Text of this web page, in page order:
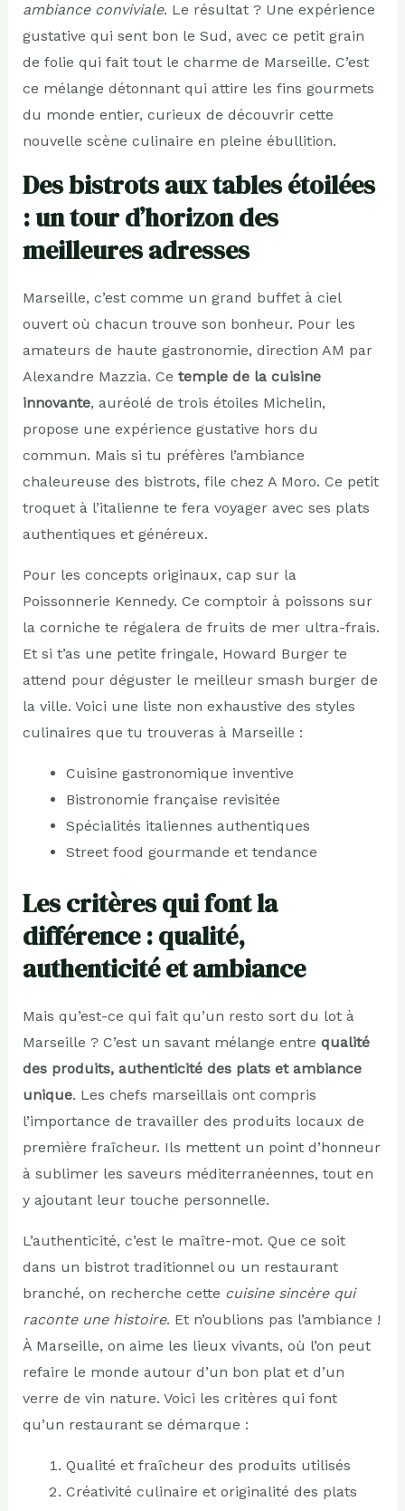
ambiance conviviale. Le résultat ? Une expérience
gustative qui sent bon le Sud, avec ce petit grain
de folie qui fait tout le charme de Marseille. C’est
ce mélange détonnant qui attire les fins gourmets
du monde entier, curieux de découvrir cette
nouvelle scène culinaire en pleine ébullition.
Des bistrots aux tables étoilées
: un tour d’horizon des
meilleures adresses
Marseille, c’est comme un grand buffet à ciel
ouvert où chacun trouve son bonheur. Pour les
amateurs de haute gastronomie, direction AM par
Alexandre Mazzia. Ce temple de la cuisine
innovante, auréolé de trois étoiles Michelin,
propose une expérience gustative hors du
commun. Mais si tu préfères l’ambiance
chaleureuse des bistrots, file chez A Moro. Ce petit
troquet à l’italienne te fera voyager avec ses plats
authentiques et généreux.
Pour les concepts originaux, cap sur la
Poissonnerie Kennedy. Ce comptoir à poissons sur
la corniche te régalera de fruits de mer ultra-frais.
Et si t’as une petite fringale, Howard Burger te
attend pour déguster le meilleur smash burger de
la ville. Voici une liste non exhaustive des styles
culinaires que tu trouveras à Marseille :
Cuisine gastronomique inventive
Bistronomie française revisitée
Spécialités italiennes authentiques
Street food gourmande et tendance
Les critères qui font la
différence : qualité,
authenticité et ambiance
Mais qu’est-ce qui fait qu’un resto sort du lot à
Marseille ? C’est un savant mélange entre qualité
des produits, authenticité des plats et ambiance
unique. Les chefs marseillais ont compris
l’importance de travailler des produits locaux de
première fraîcheur. Ils mettent un point d’honneur
à sublimer les saveurs méditerranéennes, tout en
y ajoutant leur touche personnelle.
L’authenticité, c’est le maître-mot. Que ce soit
dans un bistrot traditionnel ou un restaurant
branché, on recherche cette cuisine sincère qui
raconte une histoire. Et n’oublions pas l’ambiance !
À Marseille, on aime les lieux vivants, où l’on peut
refaire le monde autour d’un bon plat et d’un
verre de vin nature. Voici les critères qui font
qu’un restaurant se démarque :
Qualité et fraîcheur des produits utilisés
Créativité culinaire et originalité des plats